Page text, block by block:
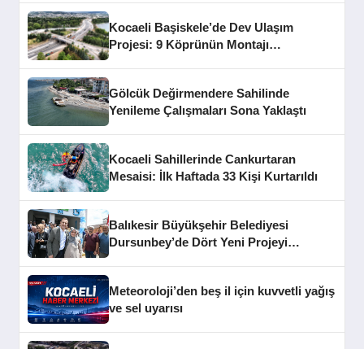
Kocaeli Başiskele’de Dev Ulaşım
Projesi: 9 Köprünün Montajı
Gölcük Değirmendere Sahilinde
Yenileme Çalışmaları Sona Yaklaştı
Kocaeli Sahillerinde Cankurtaran
Mesaisi: İlk Haftada 33 Kişi Kurtarıldı
Balıkesir Büyükşehir Belediyesi
Dursunbey’de Dört Yeni Projeyi
Meteoroloji’den beş il için kuvvetli yağış
ve sel uyarısı